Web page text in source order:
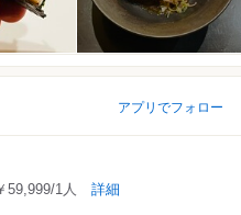
アプリでフォロー
59,999/1人 詳細